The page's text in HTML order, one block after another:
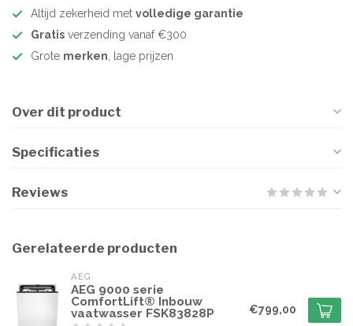
Altijd zekerheid met volledige garantie
Gratis verzending vanaf €300
Grote merken, lage prijzen
Over dit product
Specificaties
Reviews
Gerelateerde producten
AEG
AEG 9000 serie
ComfortLift® Inbouw
vaatwasser FSK83828P
€799,00